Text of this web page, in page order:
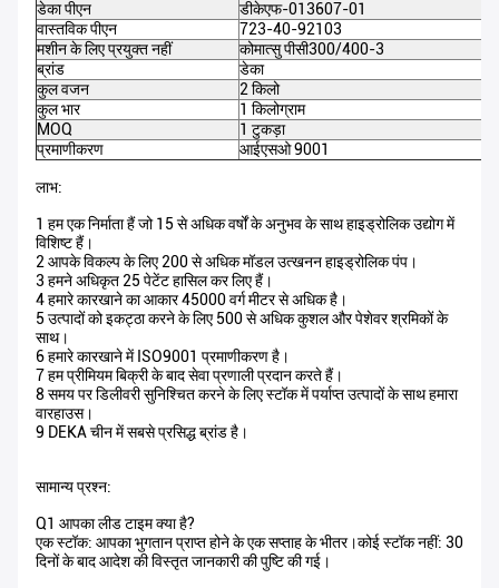
डेका पीएन
डीकेएफ-013607-01
वास्तविक पीएन
723-40-92103
मशीन के लिए प्रयुक्त नहीं
कोमात्सु पीसी300/400-3
ब्रांड
डेका
कुल वजन
2 किलो
कुल भार
1 किलोग्राम
MOQ
1 टुकड़ा
प्रमाणीकरण
आईएसओ 9001
लाभ:
1 हम एक निर्माता हैं जो 15 से अधिक वर्षों के अनुभव के साथ हाइड्रोलिक उद्योग में
विशिष्ट हैं।
2 आपके विकल्प के लिए 200 से अधिक मॉडल उत्खनन हाइड्रोलिक पंप।
3 हमने अधिकृत 25 पेटेंट हासिल कर लिए हैं।
4 हमारे कारखाने का आकार 45000 वर्ग मीटर से अधिक है।
5 उत्पादों को इकट्ठा करने के लिए 500 से अधिक कुशल और पेशेवर श्रमिकों के
साथ।
6 हमारे कारखाने में ISO9001 प्रमाणीकरण है।
7 हम प्रीमियम बिक्री के बाद सेवा प्रणाली प्रदान करते हैं।
8 समय पर डिलीवरी सुनिश्चित करने के लिए स्टॉक में पर्याप्त उत्पादों के साथ हमारा
वारहाउस।
9 DEKA चीन में सबसे प्रसिद्ध ब्रांड है।
सामान्य प्रश्न:
Q1 आपका लीड टाइम क्या है?
एक स्टॉक: आपका भुगतान प्राप्त होने के एक सप्ताह के भीतर।कोई स्टॉक नहीं: 30
दिनों के बाद आदेश की विस्तृत जानकारी की पुष्टि की गई।